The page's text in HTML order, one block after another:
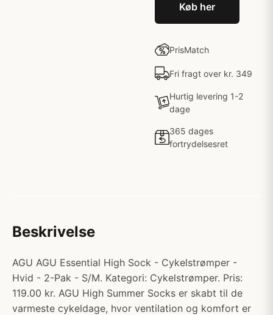
Køb her
PrisMatch
Fri fragt over kr. 349
Hurtig levering 1-2
dage
365 dages
fortrydelsesret
Beskrivelse
AGU AGU Essential High Sock - Cykelstrømper -
Hvid - 2-Pak - S/M. Kategori: Cykelstrømper. Pris:
119.00 kr. AGU High Summer Socks er skabt til de
varmeste cykeldage, hvor ventilation og komfort er